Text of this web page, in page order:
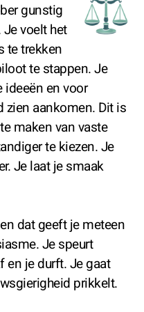
gunstig
voelt het
te trekken
te stappen. Je
en voor
zien aankomen. Dit is
maken van vaste
te kiezen. Je
Je laat je smaak
dat geeft je meteen
Je speurt
en je durft. Je gaat
prikkelt.